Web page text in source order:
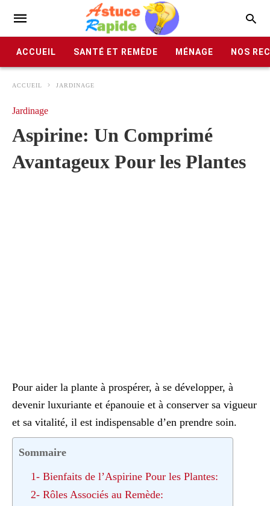
ACCUEIL SANTÉ ET REMÈDE MÉNAGE NOS
ACCUEIL JARDINAGE
Jardinage
Aspirine: Un Comprimé
Avantageux Pour les Plantes
Pour aider la plante à prospérer, à se développer, à
devenir luxuriante et épanouie et à conserver sa vigueur
et sa vitalité, il est indispensable d’en prendre soin.
Sommaire
1- Bienfaits de l’Aspirine Pour les Plantes:
2- Rôles Associés au Remède: